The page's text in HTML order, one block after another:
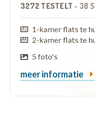
3272 TESTELT - 38
1-kamer flats te
2-kamer flats te
5 foto's
meer informatie